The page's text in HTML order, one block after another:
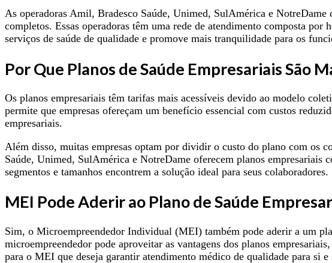
As operadoras Amil, Bradesco Saúde, Unimed, SulAmérica e NotreDame
completos. Essas operadoras têm uma rede de atendimento composta
serviços de saúde de qualidade e promove mais tranquilidade para os
Por Que Planos de Saúde Empresariais São
Os planos empresariais têm tarifas mais acessíveis devido ao modelo
permite que empresas ofereçam um benefício essencial com custos
empresariais.
Além disso, muitas empresas optam por dividir o custo do plano com os
Saúde, Unimed, SulAmérica e NotreDame oferecem planos empresariais
segmentos e tamanhos encontrem a solução ideal para seus colaboradores.
MEI Pode Aderir ao Plano de Saúde
Sim, o Microempreendedor Individual (MEI) também pode aderir a um
microempreendedor pode aproveitar as vantagens dos planos
para o MEI que deseja garantir atendimento médico de qualidade para si